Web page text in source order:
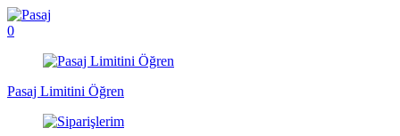
0
Pasaj Limitini Öğren